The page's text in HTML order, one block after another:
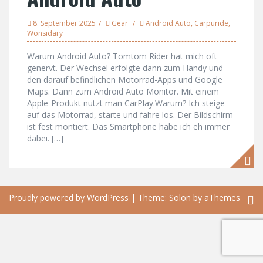
8. September 2025 Gear Android Auto, Carpuride,
Wonsidary
Warum Android Auto? Tomtom Rider hat mich oft
genervt. Der Wechsel erfolgte dann zum Handy und
den darauf befindlichen Motorrad-Apps und Google
Maps. Dann zum Android Auto Monitor. Mit einem
Apple-Produkt nutzt man CarPlay.Warum? Ich steige
auf das Motorrad, starte und fahre los. Der Bildschirm
ist fest montiert. Das Smartphone habe ich eh immer
dabei. […]
Proudly powered by WordPress | Theme: Solon by aThemes